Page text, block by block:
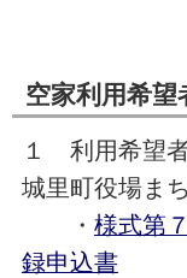
空家利用希望
１ 利用希望者
城里町役場ま
・ 様式第
録申込書